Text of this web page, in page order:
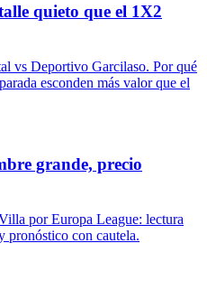
quieto que el 1X2
vs Deportivo Garcilaso. Por qué
esconden más valor que el
grande, precio
por Europa League: lectura
pronóstico con cautela.